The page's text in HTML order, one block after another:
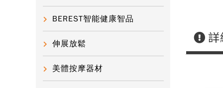
BEREST智能健康智品
伸展放鬆
美體按摩器材